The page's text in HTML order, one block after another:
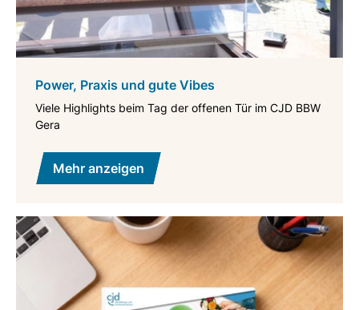
Power, Praxis und gute Vibes
Viele Highlights beim Tag der offenen Tür im CJD BBW
Gera
Mehr anzeigen